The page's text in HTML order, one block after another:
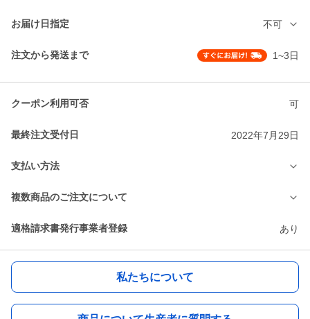
お届け日指定 不可
注文から発送まで 1~3日
クーポン利用可否 可
最終注文受付日 2022年7月29日
支払い方法
複数商品のご注文について
適格請求書発行事業者登録 あり
私たちについて